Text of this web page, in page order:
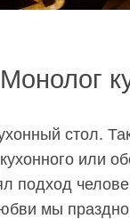
Монолог
стол.
или
подход
мы